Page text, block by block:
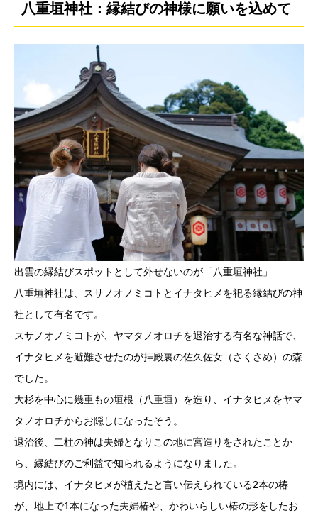
八重垣神社：縁結びの神様に願いを込めて
出雲の縁結びスポットとして外せないのが「八重垣神社」
八重垣神社は、スサノオノミコトとイナタヒメを祀る縁結びの神
社として有名です。
スサノオノミコトが、ヤマタノオロチを退治する有名な神話で、
イナタヒメを避難させたのが拝殿裏の佐久佐女（さくさめ）の森
でした。
大杉を中心に幾重もの垣根（八重垣）を造り、イナタヒメをヤマ
タノオロチからお隠しになったそう。
退治後、二柱の神は夫婦となりこの地に宮造りをされたことか
ら、縁結びのご利益で知られるようになりました。
境内には、イナタヒメが植えたと言い伝えられている2本の椿
が、地上で1本になった夫婦椿や、かわいらしい椿の形をしたお